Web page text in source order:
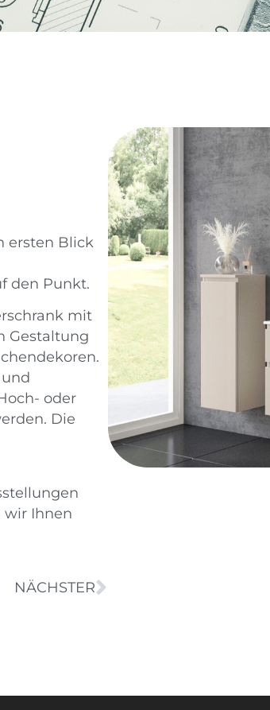
ersten Blick
den Punkt.
mit
Gestaltung
oder
Die
wir Ihnen
NÄCHSTER